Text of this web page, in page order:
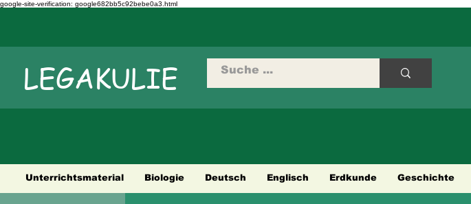
google-site-verification: google682bb5c92bebe0a3.html
LEGAKULIE
Unterrichtsmaterial Biologie Deutsch Englisch Erdkunde Geschichte